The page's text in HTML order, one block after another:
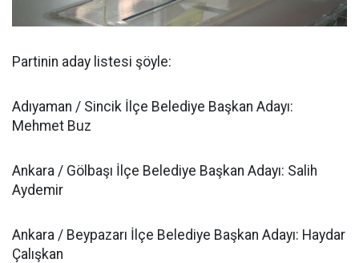
Partinin aday listesi şöyle:
Adıyaman / Sincik İlçe Belediye Başkan Adayı:
Mehmet Buz
Ankara / Gölbaşı İlçe Belediye Başkan Adayı: Salih
Aydemir
Ankara / Beypazarı İlçe Belediye Başkan Adayı: Haydar
Çalışkan